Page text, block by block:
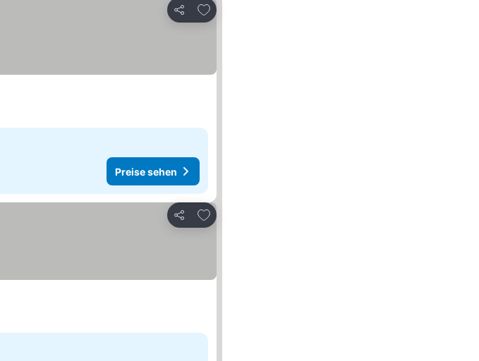
Teilen
Zu Favoriten hinzufügen
Preise sehen
Teilen
Zu Favoriten hinzufügen